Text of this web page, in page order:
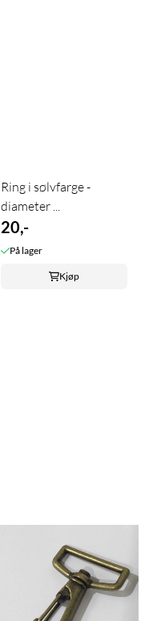
Ring i sølvfarge -
diameter ...
20,-
På lager
Kjøp